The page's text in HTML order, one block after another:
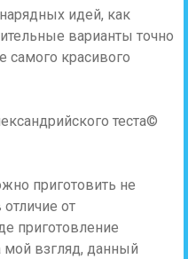
идей, как
варианты точно
самого красивого
©
приготовить не
от
приготовление
мой взгляд, данный